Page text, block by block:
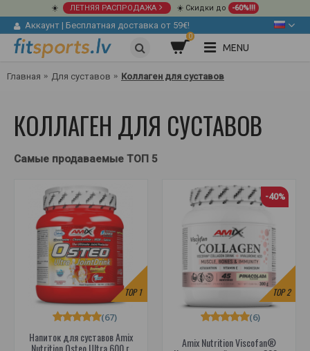
☀️ ЛЕТНЯЯ РАСПРОДАЖА ☀️ Скидки до -60%!!!
Аккаунт | Бесплатная доставка от 59€!
0
MENU
Главная Для суставов Коллаген для суставов
КОЛЛАГЕН ДЛЯ СУСТАВОВ
Самые продаваемые ТОП 5
TOP1
Напиток для суставов Amix
Nutrition Osteo Ultra 600 г.
(67)
TOP2
-40%
Amix Nutrition Viscofan®
(6)